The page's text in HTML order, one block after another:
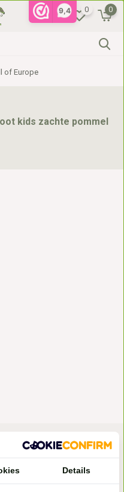
9,4 0 0
of Europe
kids zachte pommel
Details